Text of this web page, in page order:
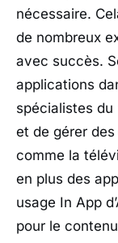
nécessaire.
de nombreux
avec succès.
applications
spécialistes du
et de gérer
comme la
en plus des
usage In App
pour le